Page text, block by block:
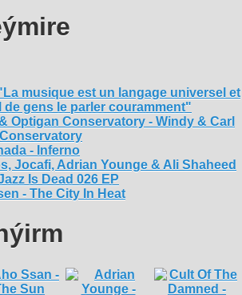
musique est un langage universel et
de gens le parler couramment"
Optigan Conservatory - Windy & Carl
- Inferno
Jocafi, Adrian Younge & Ali Shaheed
Is Dead 026 EP
- The City In Heat